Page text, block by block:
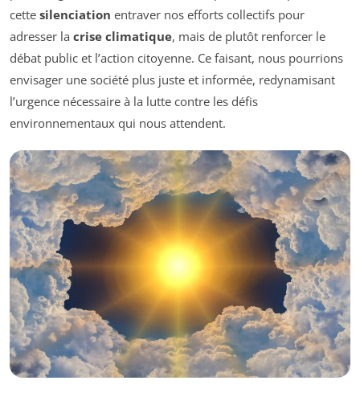
cette silenciation entraver nos efforts collectifs pour
adresser la crise climatique, mais de plutôt renforcer le
débat public et l’action citoyenne. Ce faisant, nous pourrions
envisager une société plus juste et informée, redynamisant
l’urgence nécessaire à la lutte contre les défis
environnementaux qui nous attendent.